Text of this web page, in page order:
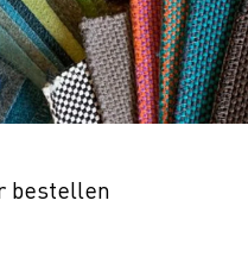
bestellen